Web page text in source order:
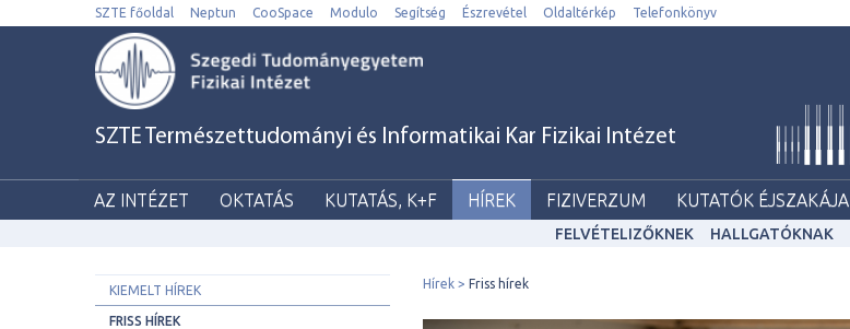
SZTE főoldal Neptun CooSpace Modulo Segítség Észrevétel Oldaltérkép Telefonkönyv
SZTE Természettudományi és Informatikai Kar Fizikai Intézet
AZ INTÉZET OKTATÁS KUTATÁS, K+F HÍREK FIZIVERZUM KUTATÓK ÉJSZAKÁJA
FELVÉTELIZŐKNEK HALLGATÓKNAK
KIEMELT HÍREK
FRISS HÍREK
Hírek Friss hírek